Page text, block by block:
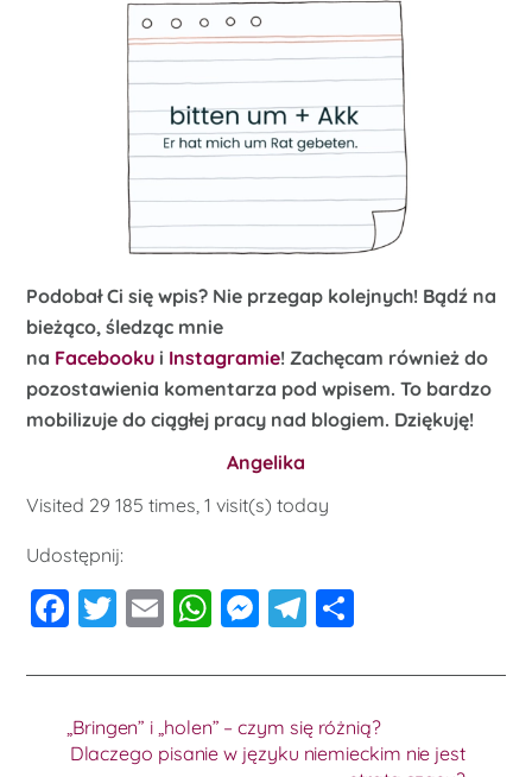
Podobał Ci się wpis? Nie przegap kolejnych! Bądź na
bieżąco, śledząc mnie
na Facebooku i Instagramie! Zachęcam również do
pozostawienia komentarza pod wpisem. To bardzo
mobilizuje do ciągłej pracy nad blogiem. Dziękuję!
Angelika
Visited 29 185 times, 1 visit(s) today
Udostępnij:
F
c
e
b
T
tt
er
E
ai
l
W
at
s
A
M
ss
e
n
T
e
gr
a
ar
e
„Bringen” i „holen” – czym się różnią?
Dlaczego pisanie w języku niemieckim nie jest